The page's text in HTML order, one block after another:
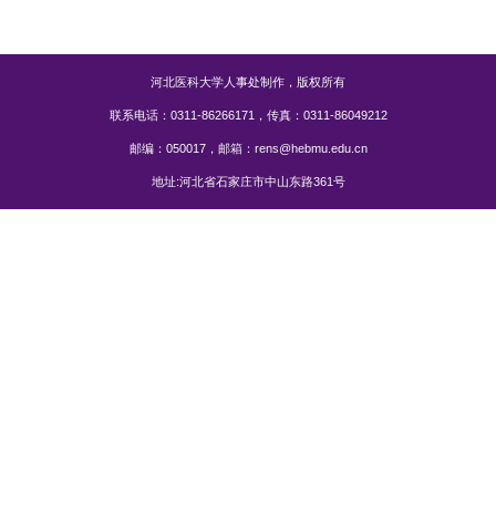
河北医科大学人事处制作，版权所有
联系电话：0311-86266171，传真：0311-86049212
邮编：050017，邮箱：rens@hebmu.edu.cn
地址:河北省石家庄市中山东路361号